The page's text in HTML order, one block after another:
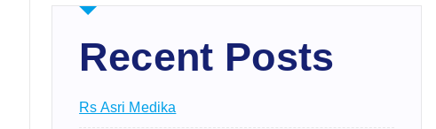
Recent Posts
Rs Asri Medika